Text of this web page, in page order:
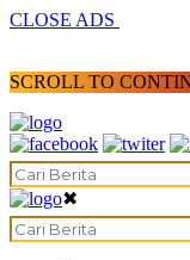
CLOSE ADS
SCROLL TO
✖